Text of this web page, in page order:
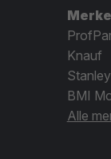
Knauf
Stanley
BMI
Alle